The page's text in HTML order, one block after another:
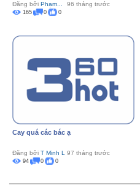
Đăng bởi Phạm... 96 tháng trước
165 0 0
Cay quá các bác ạ
Đăng bởi T Minh L 97 tháng trước
94 0 0